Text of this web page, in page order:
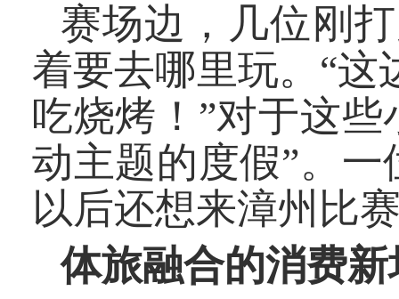
赛场边，几位刚
着要去哪里玩。“这
吃烧烤！”对于这
动主题的度假”。
以后还想来漳州比
体旅融合的消费新